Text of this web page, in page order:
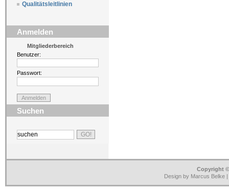
Qualitätsleitlinien
Anmelden
Mitgliederbereich
Benutzer:
Passwort:
Suchen
Copyright
Design by Marcus Belke